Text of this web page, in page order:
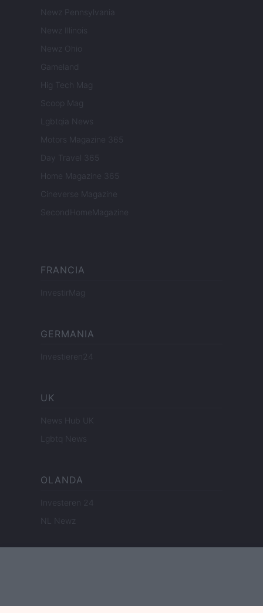
Newz Pennsylvania
Newz Illinois
Newz Ohio
Gameland
Hig Tech Mag
Scoop Mag
Lgbtqia News
Motors Magazine 365
Day Travel 365
Home Magazine 365
Cineverse Magazine
SecondHomeMagazine
FRANCIA
InvestirMag
GERMANIA
Investieren24
UK
News Hub UK
Lgbtq News
OLANDA
Investeren 24
NL Newz